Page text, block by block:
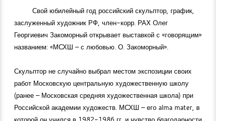
Свой юбилейный год российский скульптор, график,
заслуженный художник РФ, член-корр. РАХ Олег
Георгиевич Закоморный открывает выставкой с «говорящим»
названием: «МСХШ – с любовью. О. Закоморный».
Скульптор не случайно выбрал местом экспозиции своих
работ Московскую центральную художественную школу
(ранее – Московская средняя художественная школа) при
Российской академии художеств. МСХШ – его alma mater, в